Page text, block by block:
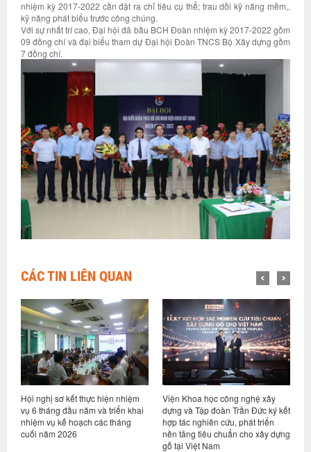
nhiệm kỳ 2017-2022 cần đặt ra chỉ tiêu cụ thể; trau dồi kỹ năng mềm,.
kỹ năng phát biểu trước công chúng.
Với sự nhất trí cao, Đại hội đã bầu BCH Đoàn nhiệm kỳ 2017-2022 gồm
09 đồng chí và đại biểu tham dự Đại hội Đoàn TNCS Bộ Xây dựng gồm
7 đồng chí.
CÁC TIN LIÊN QUAN
Viện Khoa học công nghệ xây
dựng và Tập đoàn Trần Đức ký kết
hợp tác nghiên cứu, phát triển
nền tảng tiêu chuẩn cho xây dựng
Viện trưởng Nguyễn Hồng Hải
tiếp và làm việc với Công ty
TNHH Viện thiết kế & nghiên cứu
kiến trúc Đại học Triết Giang
(UAD), Trung Quốc